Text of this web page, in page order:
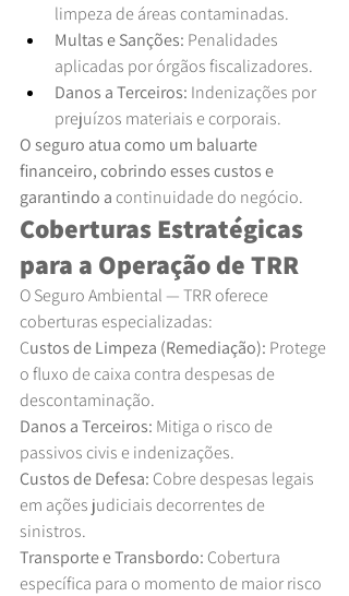
limpeza de áreas contaminadas.
Multas e Sanções: Penalidades
aplicadas por órgãos fiscalizadores.
Danos a Terceiros: Indenizações por
prejuízos materiais e corporais.
O seguro atua como um baluarte
financeiro, cobrindo esses custos e
garantindo a continuidade do negócio.
Coberturas Estratégicas
para a Operação de TRR
O Seguro Ambiental — TRR oferece
coberturas especializadas:
Custos de Limpeza (Remediação): Protege
o fluxo de caixa contra despesas de
descontaminação.
Danos a Terceiros: Mitiga o risco de
passivos civis e indenizações.
Custos de Defesa: Cobre despesas legais
em ações judiciais decorrentes de
sinistros.
Transporte e Transbordo: Cobertura
específica para o momento de maior risco